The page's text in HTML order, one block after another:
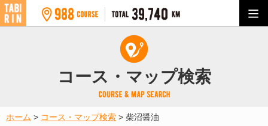
コース・マップ検索
ホーム > コース・マップ検索 > 柴沼醤油